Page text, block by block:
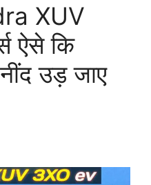
XUV
ऐसे कि
उड़ जाए